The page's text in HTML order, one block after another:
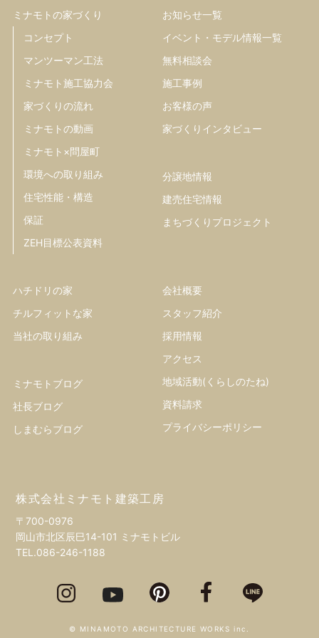
ミナモトの家づくり
コンセプト
マンツーマン工法
ミナモト施工協力会
家づくりの流れ
ミナモトの動画
ミナモト×問屋町
環境への取り組み
住宅性能・構造
保証
ZEH目標公表資料
お知らせ一覧
イベント・モデル情報一覧
無料相談会
施工事例
お客様の声
家づくりインタビュー
分譲地情報
建売住宅情報
まちづくりプロジェクト
ハチドリの家
チルフィットな家
当社の取り組み
ミナモトブログ
社長ブログ
しまむらブログ
会社概要
スタッフ紹介
採用情報
アクセス
地域活動(くらしのたね)
資料請求
プライバシーポリシー
株式会社ミナモト建築工房
〒700-0976
岡山市北区辰巳14-101 ミナモトビル
TEL.086-246-1188
© MINAMOTO ARCHITECTURE WORKS inc.